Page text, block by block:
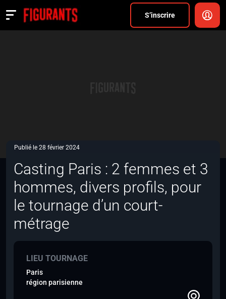
S’inscrire
Actualités
Publié le 28 février 2024
Casting Paris : 2 femmes et 3
hommes, divers profils, pour
le tournage d’un court-
métrage
LIEU TOURNAGE
Paris
région parisienne